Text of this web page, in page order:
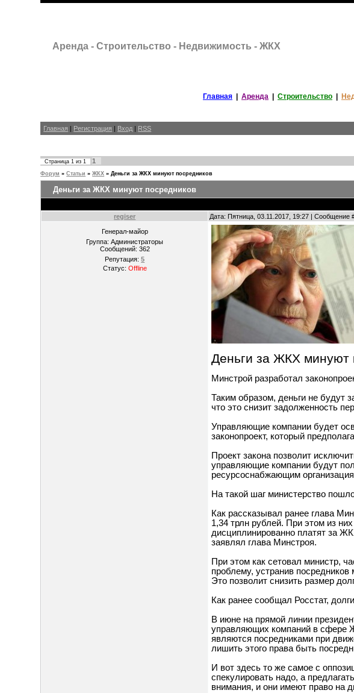
Аренда - Строительство - Недвижимость - ЖКХ
Главная Аренда Строительство
Главная Регистрация Вход RSS
Страница1 из1 1
Форум » Статьи » ЖКХ » Деньги за ЖКХ минуют посредников
Деньги за ЖКХ минуют посредников
regiser Дата: Пятница, 03.11.2017, 19:27 | Сообщение
Генерал-майор
Группа: Администраторы
Сообщений: 362
Репутация:5
Статус: Offline
Деньги за ЖКХ минуют
Минстрой разработал
Таким образом, деньги не будут
что это снизит задолженность
Управляющие компании будет
законопроект, который
Проект закона позволит
управляющие компании будут
ресурсоснабжающим
На такой шаг министерство
Как рассказывал ранее глава
1,34 трлн рублей. При этом из
дисциплинированно платят за
заявлял глава Минстроя.
При этом как сетовал министр,
проблему, устранив
Это позволит снизить размер
Как ранее сообщал Росстат,
В июне на прямой линии
управляющих компаний в сфере
являются посредниками при
лишить этого права быть
И вот здесь то же самое с
спекулировать надо, а
внимания, и они имеют право на